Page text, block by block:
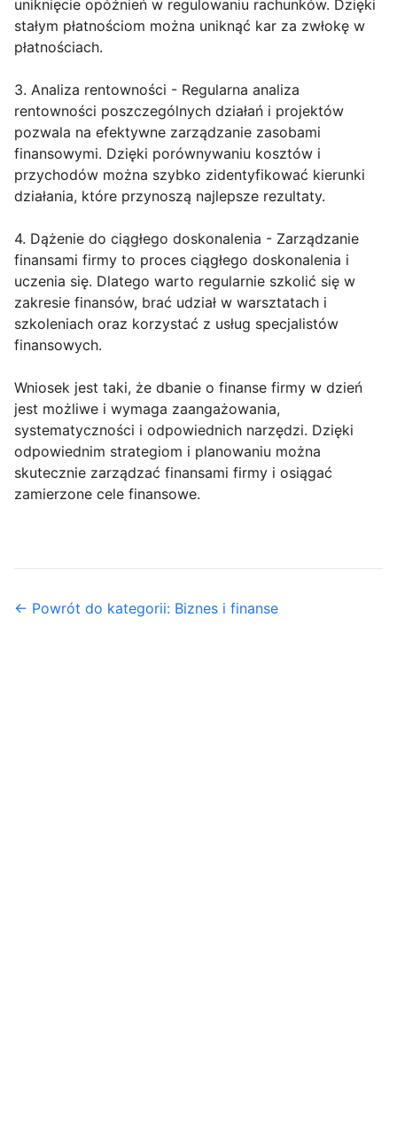
uniknięcie opóźnień w regulowaniu rachunków. Dzięki
stałym płatnościom można uniknąć kar za zwłokę w
płatnościach.
3. Analiza rentowności - Regularna analiza
rentowności poszczególnych działań i projektów
pozwala na efektywne zarządzanie zasobami
finansowymi. Dzięki porównywaniu kosztów i
przychodów można szybko zidentyfikować kierunki
działania, które przynoszą najlepsze rezultaty.
4. Dążenie do ciągłego doskonalenia - Zarządzanie
finansami firmy to proces ciągłego doskonalenia i
uczenia się. Dlatego warto regularnie szkolić się w
zakresie finansów, brać udział w warsztatach i
szkoleniach oraz korzystać z usług specjalistów
finansowych.
Wniosek jest taki, że dbanie o finanse firmy w dzień
jest możliwe i wymaga zaangażowania,
systematyczności i odpowiednich narzędzi. Dzięki
odpowiednim strategiom i planowaniu można
skutecznie zarządzać finansami firmy i osiągać
zamierzone cele finansowe.
← Powrót do kategorii: Biznes i finanse